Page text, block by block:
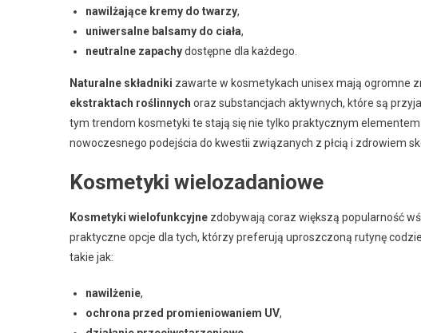
nawilżające kremy do twarzy,
uniwersalne balsamy do ciała,
neutralne zapachydostępne dla każdego.
Naturalne składniki zawarte w kosmetykach unisex mają ogromne
ekstraktach roślinnych oraz substancjach aktywnych, które są
tym trendom kosmetyki te stają się nie tylko praktycznym
nowoczesnego podejścia do kwestii związanych z płcią i zdrowiem
Kosmetyki wielozadaniowe
Kosmetyki wielofunkcyjne zdobywają coraz większą popularność
praktyczne opcje dla tych, którzy preferują uproszczoną rutynę
takie jak:
nawilżenie,
ochrona przed promieniowaniem UV,